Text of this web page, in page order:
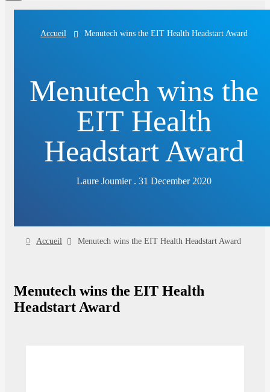
Accueil Menutech wins the EIT Health Headstart Award
Menutech wins the
EIT Health
Headstart Award
Laure Joumier . 31 December 2020
Accueil Menutech wins the EIT Health Headstart Award
Menutech wins the EIT Health
Headstart Award